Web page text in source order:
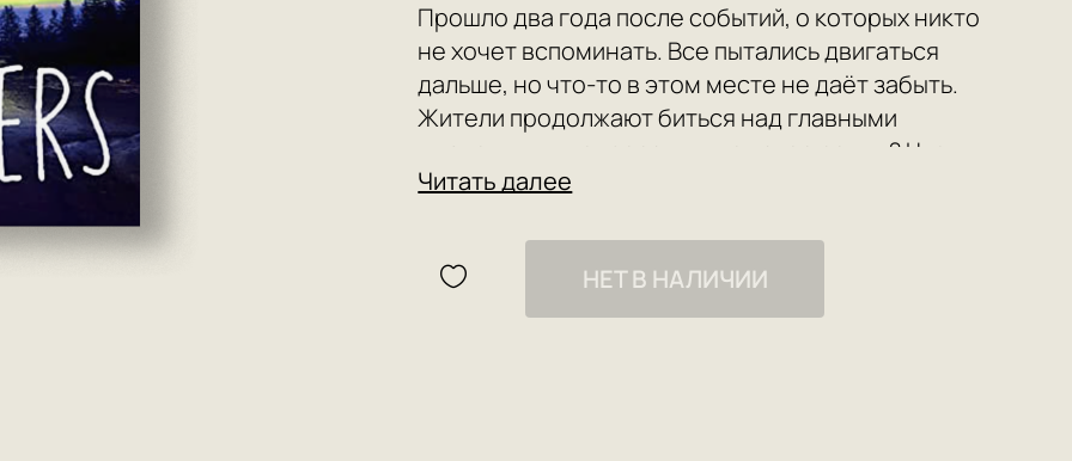
Прошло два года после событий, о которых никто
не хочет вспоминать. Все пытались двигаться
дальше, но что-то в этом месте не даёт забыть.
Жители продолжают биться над главными
жизненными вопросами: что такое семья? Что
такое сообщество? И чем, если вообще чем-то,
Пока жители Бьорнстада пытаются преодолеть
прошлое, на горизонте маячат большие
Читать далее
НЕТ В НАЛИЧИИ